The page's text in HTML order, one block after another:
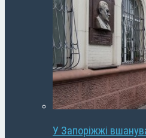
У Запоріжжі